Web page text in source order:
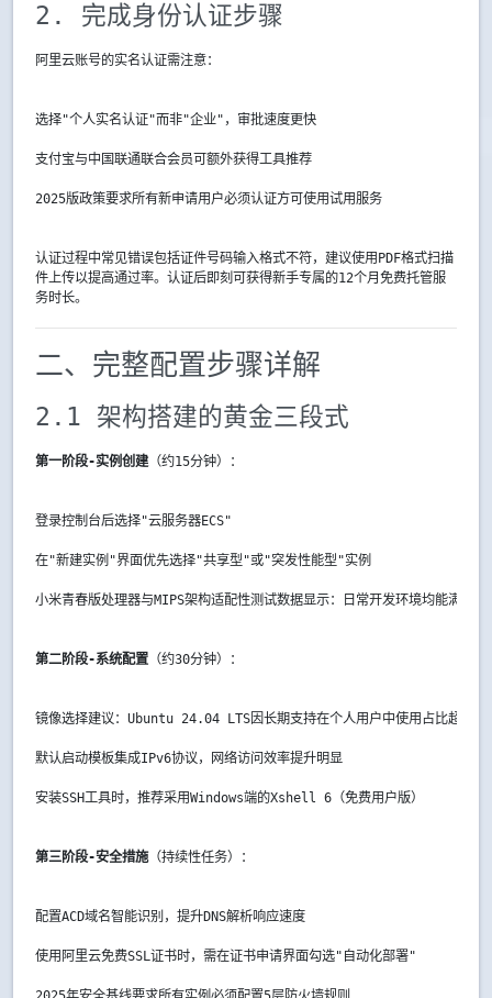
2. 完成身份认证步骤
阿里云账号的实名认证需注意：
选择"个人实名认证"而非"企业"，审批速度更快
支付宝与中国联通联合会员可额外获得工具推荐
2025版政策要求所有新申请用户必须认证方可使用试用服务
认证过程中常见错误包括证件号码输入格式不符，建议使用PDF格式扫描
件上传以提高通过率。认证后即刻可获得新手专属的12个月免费托管服
务时长。
二、完整配置步骤详解
2.1 架构搭建的黄金三段式
第一阶段-实例创建（约15分钟）：
登录控制台后选择"云服务器ECS"
在"新建实例"界面优先选择"共享型"或"突发性能型"实例
小米青春版处理器与MIPS架构适配性测试数据显示：日常开发环境均能满足
第二阶段-系统配置 （约30分钟）：
镜像选择建议：Ubuntu 24.04 LTS因长期支持在个人用户中使用占比超68%
默认启动模板集成IPv6协议，网络访问效率提升明显
安装SSH工具时，推荐采用Windows端的Xshell 6（免费用户版）
第三阶段-安全措施（持续性任务）：
配置ACD域名智能识别，提升DNS解析响应速度
使用阿里云免费SSL证书时，需在证书申请界面勾选"自动化部署"